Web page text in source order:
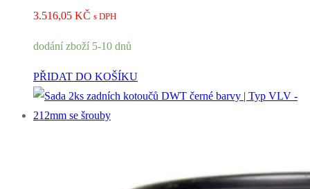
3.516,05 KČ s DPH
dodání zboží 5-10 dnů
PŘIDAT DO KOŠÍKU